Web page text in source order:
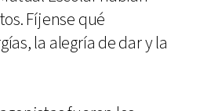
Fíjense qué
la alegría de dar y la